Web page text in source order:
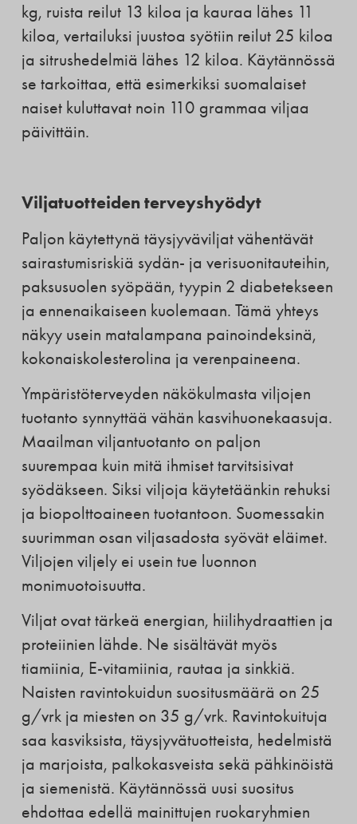
kg, ruista reilut 13 kiloa ja kauraa lähes 11
kiloa, vertailuksi juustoa syötiin reilut 25 kiloa
ja sitrushedelmiä lähes 12 kiloa. Käytännössä
se tarkoittaa, että esimerkiksi suomalaiset
naiset kuluttavat noin 110 grammaa viljaa
päivittäin.
Viljatuotteiden terveyshyödyt
Paljon käytettynä täysjyväviljat vähentävät
sairastumisriskiä sydän- ja verisuonitauteihin,
paksusuolen syöpään, tyypin 2 diabetekseen
ja ennenaikaiseen kuolemaan. Tämä yhteys
näkyy usein matalampana painoindeksinä,
kokonaiskolesterolina ja verenpaineena.
Ympäristöterveyden näkökulmasta viljojen
tuotanto synnyttää vähän kasvihuonekaasuja.
Maailman viljantuotanto on paljon
suurempaa kuin mitä ihmiset tarvitsisivat
syödäkseen. Siksi viljoja käytetäänkin rehuksi
ja biopolttoaineen tuotantoon. Suomessakin
suurimman osan viljasadosta syövät eläimet.
Viljojen viljely ei usein tue luonnon
monimuotoisuutta.
Viljat ovat tärkeä energian, hiilihydraattien ja
proteiinien lähde. Ne sisältävät myös
tiamiinia, E-vitamiinia, rautaa ja sinkkiä.
Naisten ravintokuidun suositusmäärä on 25
g/vrk ja miesten on 35 g/vrk. Ravintokuituja
saa kasviksista, täysjyvätuotteista, hedelmistä
ja marjoista, palkokasveista sekä pähkinöistä
ja siemenistä. Käytännössä uusi suositus
ehdottaa edellä mainittujen ruokaryhmien